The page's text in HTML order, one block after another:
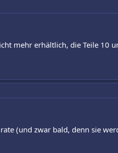
mehr erhältlich, die Teile 10
(und zwar bald, denn sie